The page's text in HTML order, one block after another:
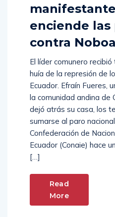
enciende
contra Noboa
El líder comunero
huía de la represión de
Ecuador. Efraín Fueres,
la comunidad andina de
dejó atrás su casa, los
sumarse al paro
Confederación de
Ecuador (Conaie) hace
[…]
Read
More